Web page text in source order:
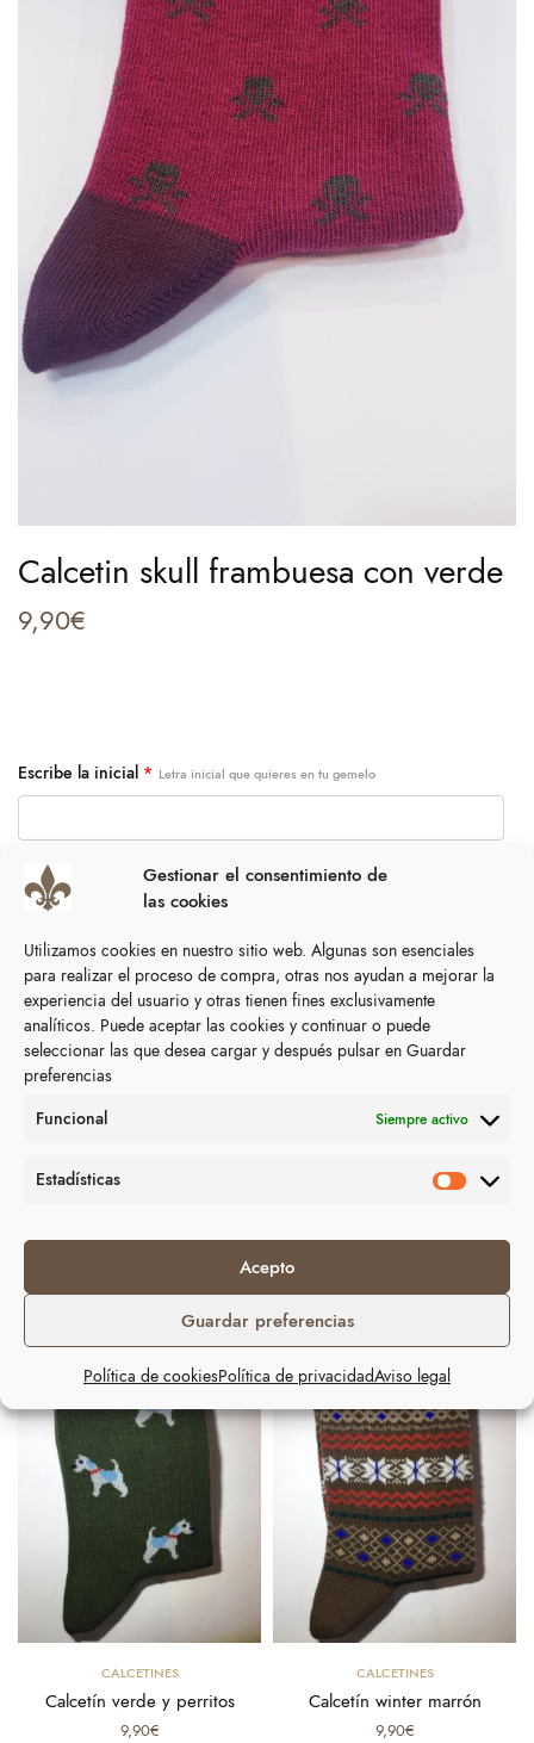
Gestionar el consentimiento de
las cookies
Utilizamos cookies en nuestro sitio web. Algunas son esenciales
para realizar el proceso de compra, otras nos ayudan a mejorar la
experiencia del usuario y otras tienen fines exclusivamente
analíticos. Puede aceptar las cookies y continuar o puede
seleccionar las que desea cargar y después pulsar en Guardar
preferencias
Funcional
Siempre activo
Estadísticas
Acepto
Guardar preferencias
Política de cookiesPolítica de privacidadAviso legal
Calcetin skull frambuesa con verde
9,90€
Escribe la inicial * Letra inicial que quieres en tu gemelo
AÑADIR AL CARRITO
SIZING GUIDE
COMPARTIR
Categoría:Calcetines
Descripción
Talla única del 40 al 44
Productos relacionados
Select options
CALCETINES
Calcetín verde y perritos
9,90€
Select options
CALCETINES
Calcetín winter marrón
9,90€